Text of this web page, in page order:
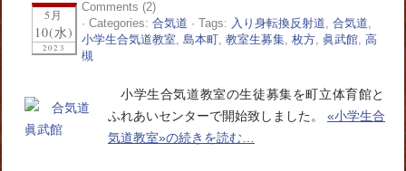
5月
10(水)
2023
Comments (2)
· Categories: 合気道 · Tags: 入り身転換反射道, 合気道,
小学生合気道教室, 島本町, 教室生募集, 枚方, 眞武館, 高
槻
小学生合気道教室の生徒募集を町立体育館と
ふれあいセンターで開始致しました。 «小学生合
気道教室»の続きを読む…